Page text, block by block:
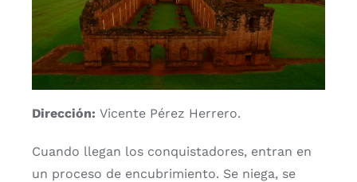
Dirección: Vicente Pérez Herrero.
Cuando llegan los conquistadores, entran en
un proceso de encubrimiento. Se niega, se